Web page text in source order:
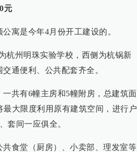
元
寓是今年4月份开工建设的。
杭州明珠实验学校，西侧为杭锅新
通便利、公共配套齐全。
共有6幢主房和5幢附房，总建筑面
大限度利用原有建筑空间，进行户
套间一应俱全。
食堂（厨房）、小卖部、理发室等